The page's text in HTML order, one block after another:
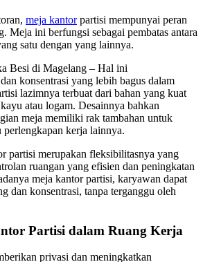
meja kantorpartisi mempunyai peran
Meja ini berfungsi sebagai pembatas antara
satu dengan yang lainnya.
Besi di Magelang – Hal ini
konsentrasi yang lebih bagus dalam
lazimnya terbuat dari bahan yang kuat
atau logam. Desainnya bahkan
meja memiliki rak tambahan untuk
perlengkapan kerja lainnya.
partisi merupakan fleksibilitasnya yang
ruangan yang efisien dan peningkatan
meja kantor partisi, karyawan dapat
dan konsentrasi, tanpa terganggu oleh
Partisi dalam Ruang Kerja
privasi dan meningkatkan